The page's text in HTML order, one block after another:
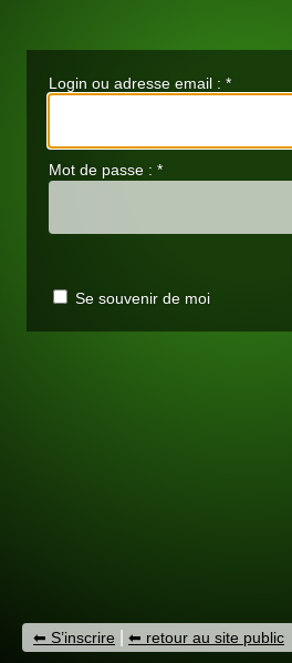
Login ou adresse email : *
Mot de passe : *
Se souvenir de moi
S’inscrire retour au site public